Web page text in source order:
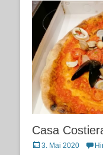
Casa
Posted
3. Mai 2020